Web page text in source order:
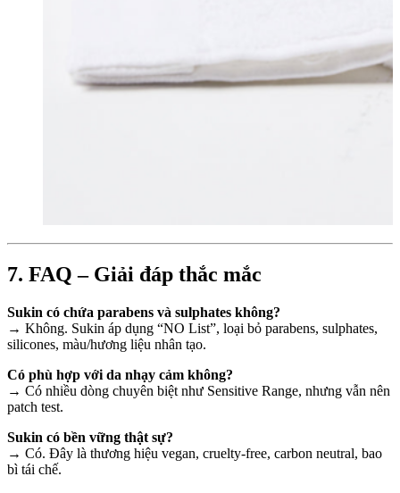
7. FAQ – Giải đáp thắc mắc
Sukin có chứa parabens và sulphates không?
→ Không. Sukin áp dụng “NO List”, loại bỏ parabens, sulphates,
silicones, màu/hương liệu nhân tạo.
Có phù hợp với da nhạy cảm không?
→ Có nhiều dòng chuyên biệt như Sensitive Range, nhưng vẫn nên
patch test.
Sukin có bền vững thật sự?
→ Có. Đây là thương hiệu vegan, cruelty-free, carbon neutral, bao
bì tái chế.